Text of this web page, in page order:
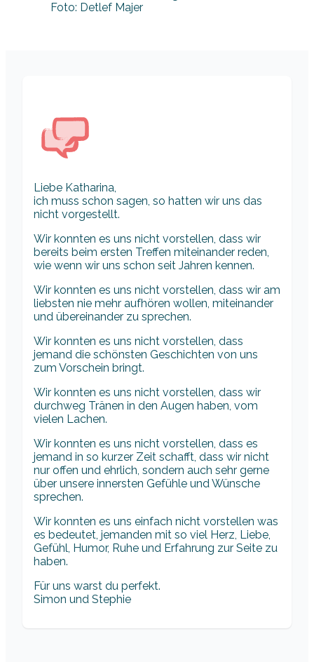
Foto: Detlef Majer
Liebe Katharina,
ich muss schon sagen, so hatten wir uns das
nicht vorgestellt.
Wir konnten es uns nicht vorstellen, dass wir
bereits beim ersten Treffen miteinander reden,
wie wenn wir uns schon seit Jahren kennen.
Wir konnten es uns nicht vorstellen, dass wir am
liebsten nie mehr aufhören wollen, miteinander
und übereinander zu sprechen.
Wir konnten es uns nicht vorstellen, dass
jemand die schönsten Geschichten von uns
zum Vorschein bringt.
Wir konnten es uns nicht vorstellen, dass wir
durchweg Tränen in den Augen haben, vom
vielen Lachen.
Wir konnten es uns nicht vorstellen, dass es
jemand in so kurzer Zeit schafft, dass wir nicht
nur offen und ehrlich, sondern auch sehr gerne
über unsere innersten Gefühle und Wünsche
sprechen.
Wir konnten es uns einfach nicht vorstellen was
es bedeutet, jemanden mit so viel Herz, Liebe,
Gefühl, Humor, Ruhe und Erfahrung zur Seite zu
haben.
Für uns warst du perfekt.
Simon und Stephie